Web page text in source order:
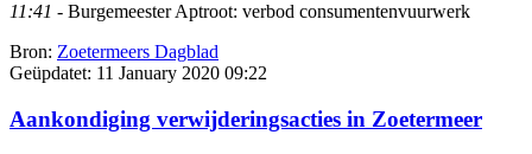
11:41 - Burgemeester Aptroot: verbod consumentenvuurwerk
Bron: Zoetermeers Dagblad
Geüpdatet: 11 January 2020 09:22
Aankondiging verwijderingsacties in Zoetermeer